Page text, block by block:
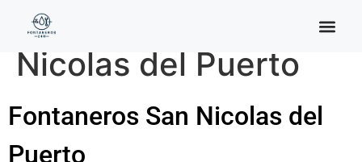
Categoría:
Nicolas del Puerto
Fontaneros San Nicolas del
Puerto